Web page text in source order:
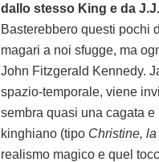
dallo stesso King e da
Basterebbero questi pochi
magari a noi sfugge, ma
John Fitzgerald Kennedy.
spazio-temporale, viene
sembra quasi una cagata
kinghiano (tipo Christine,
realismo magico e quel